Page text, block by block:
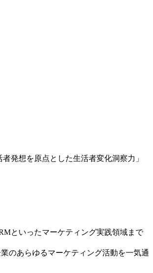
発想を原点とした生活者変化洞察力」
といったマーケティング実践領域まで
のあらゆるマーケティング活動を一気通